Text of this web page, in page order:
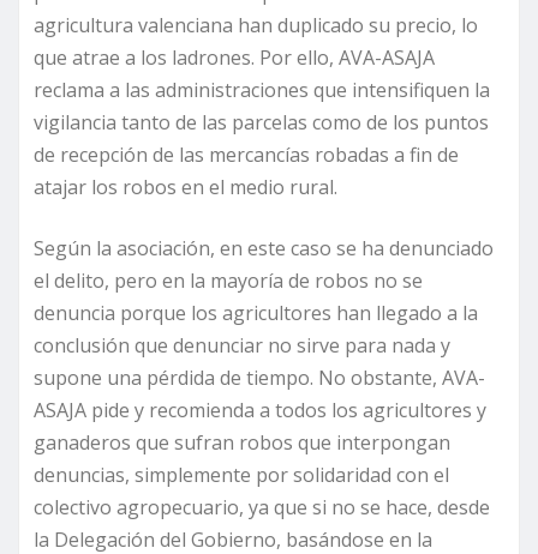
agricultura valenciana han duplicado su precio, lo
que atrae a los ladrones. Por ello, AVA-ASAJA
reclama a las administraciones que intensifiquen la
vigilancia tanto de las parcelas como de los puntos
de recepción de las mercancías robadas a fin de
atajar los robos en el medio rural.
Según la asociación, en este caso se ha denunciado
el delito, pero en la mayoría de robos no se
denuncia porque los agricultores han llegado a la
conclusión que denunciar no sirve para nada y
supone una pérdida de tiempo. No obstante, AVA-
ASAJA pide y recomienda a todos los agricultores y
ganaderos que sufran robos que interpongan
denuncias, simplemente por solidaridad con el
colectivo agropecuario, ya que si no se hace, desde
la Delegación del Gobierno, basándose en la